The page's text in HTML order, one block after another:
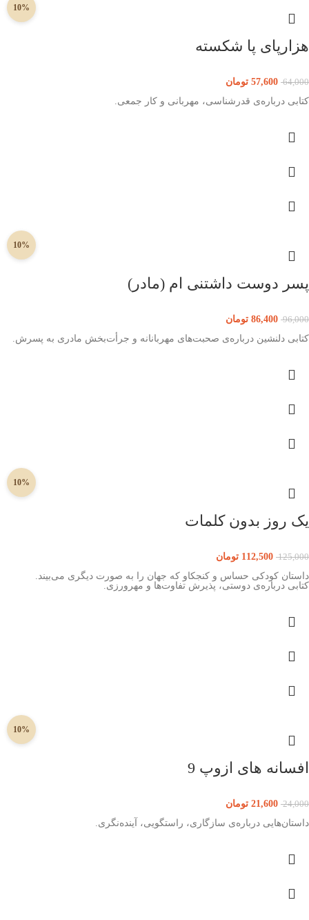
10%
هزارپای پا شکسته
64,000
57,600 تومان
کتابی درباره‌ی قدرشناسی، مهربانی و کار جمعی.
10%
پسر دوست داشتنی ام (مادر)
96,000
86,400 تومان
کتابی دلنشین درباره‌ی صحبت‌های مهربانانه و جرأت‌بخش مادری به پسرش.
10%
یک روز بدون کلمات
125,000
112,500 تومان
داستان کودکی حساس و کنجکاو که جهان را به صورت دیگری می‌بیند.
کتابی درباره‌ی دوستی، پذیرش تفاوت‌ها و مهرورزی.
10%
افسانه های ازوپ 9
24,000
21,600 تومان
داستان‌هایی درباره‌ی سازگاری، راستگویی، آینده‌نگری.